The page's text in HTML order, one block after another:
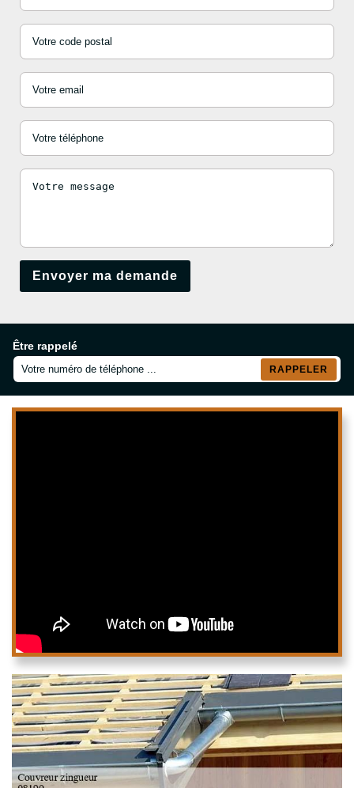
Être rappelé